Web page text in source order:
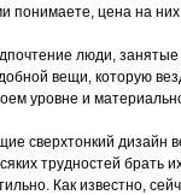
цена на них
люди,
вещи, которую
уровне и
сверхтонкий дизайн
трудностей брать
Как известно,